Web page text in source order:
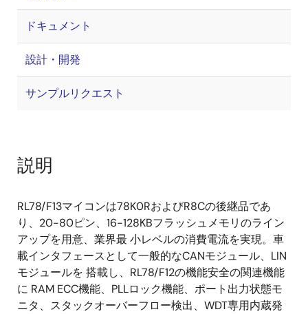
ドキュメント
設計・開発
サンプルリクエスト
説明
RL78/F13マイコンは78K0RおよびR8Cの後継品であ
り、20-80ピン、16-128KBフラッシュメモリのライン
アップを用意、業界最 小レベルの消費電流を実現。車
載インタフェースとして一般的なCANモジュール、LIN
モジュールを 搭載し、RL78/F12の機能安全の関連機能
に RAM ECC機能、PLLロック機能、ポート出力状態モ
ニタ、スタックオーバーフロー検出、WDT専用内蔵発